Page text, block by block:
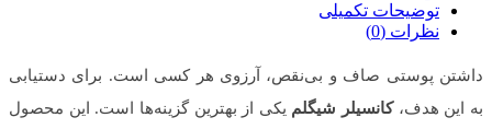
توضیحات تکمیلی
نظرات (0)
داشتن پوستی صاف و بی‌نقص، آرزوی هر کسی است. برای دستیابی
به این هدف،کانسیلر شیگلم یکی از بهترین گزینه‌ها است. این محصول